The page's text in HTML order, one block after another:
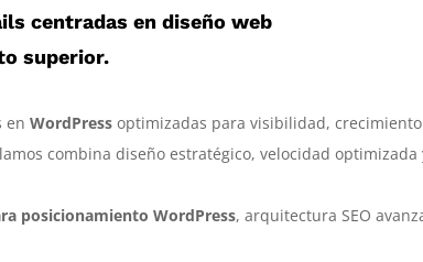
centradas en diseño web
superior.
enWordPress optimizadas para visibilidad,
combina diseño estratégico, velocidad optimizada
posicionamiento WordPress, arquitectura SEO